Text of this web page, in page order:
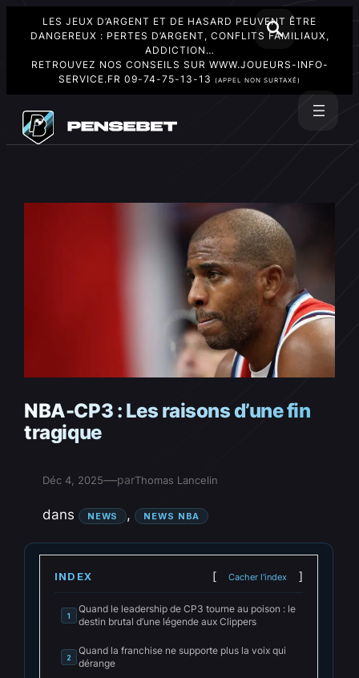
LES JEUX D’ARGENT ET DE HASARD PEUVENT ÊTRE
DANGEREUX : PERTES D’ARGENT, CONFLITS FAMILIAUX,
ADDICTION…
RETROUVEZ NOS CONSEILS SUR WWW.JOUEURS-INFO-
SERVICE.FR 09-74-75-13-13 (APPEL NON SURTAXÉ)
contenu
NBA-CP3 : Les raisons d’une fin
tragique
Déc 4, 2025—parThomas Lancelin
dans NEWS , NEWS NBA
INDEX Cacher l'index
1
Quand le leadership de CP3 tourne au poison : le
destin brutal d’une légende aux Clippers
2
Quand la franchise ne supporte plus la voix qui
dérange